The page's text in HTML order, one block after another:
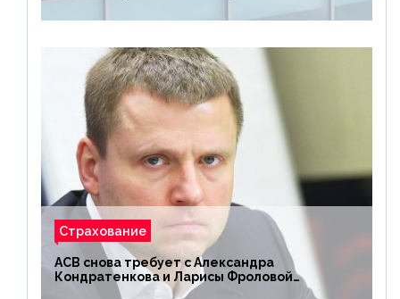
Страхование
АСВ снова требует с Александра
Кондратенкова и Ларисы Фроловой
возмещения убытков на 1,5 млрд р.